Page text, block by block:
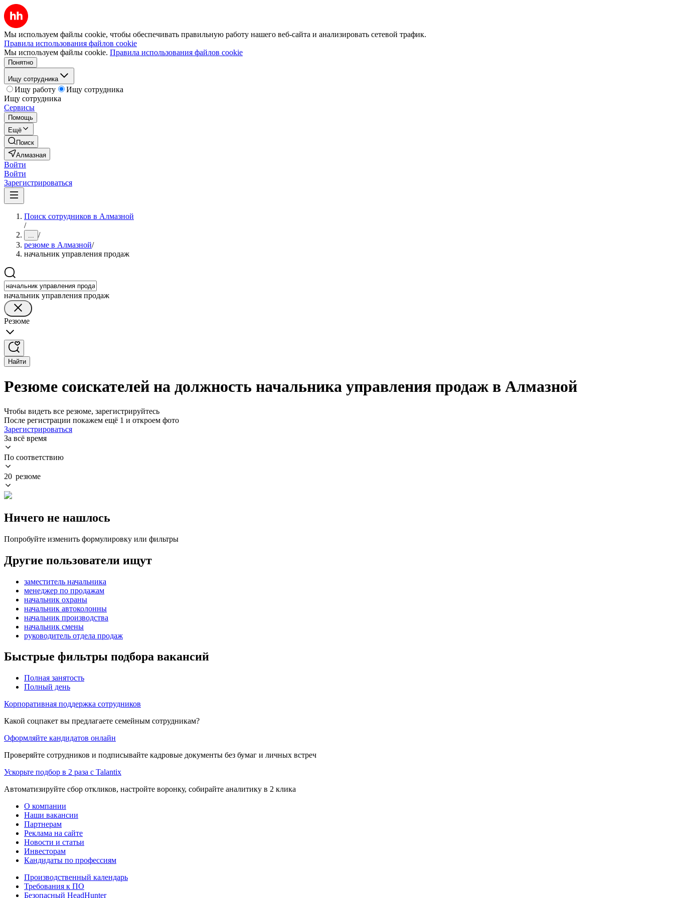
Мы используем файлы cookie, чтобы обеспечивать правильную работу нашего веб-сайта и анализировать сетевой трафик.
Правила использования файлов cookie
Мы используем файлы cookie. Правила использования файлов cookie
Понятно
Ищу сотрудника
Ищу работу
Ищу сотрудника
Ищу сотрудника
Сервисы
Помощь
Ещё
Поиск
Алмазная
Войти
Войти
Зарегистрироваться
Поиск сотрудников в Алмазной
/
... /
резюме в Алмазной/
начальник управления продаж
начальник управления продаж
Резюме
Найти
Резюме соискателей на должность начальника управления продаж в Алмазной
Чтобы видеть все резюме, зарегистрируйтесь
После регистрации покажем ещё 1 и откроем фото
Зарегистрироваться
За всё время
По соответствию
20 резюме
Ничего не нашлось
Попробуйте изменить формулировку или фильтры
Другие пользователи ищут
заместитель начальника
менеджер по продажам
начальник охраны
начальник автоколонны
начальник производства
начальник смены
руководитель отдела продаж
Быстрые фильтры подбора вакансий
Полная занятость
Полный день
Корпоративная поддержка сотрудников
Какой соцпакет вы предлагаете семейным сотрудникам?
Оформляйте кандидатов онлайн
Проверяйте сотрудников и подписывайте кадровые документы без бумаг и личных встреч
Ускорьте подбор в 2 раза с Talantix
Автоматизируйте сбор откликов, настройте воронку, собирайте аналитику в 2 клика
О компании
Наши вакансии
Партнерам
Реклама на сайте
Новости и статьи
Инвесторам
Кандидаты по профессиям
Производственный календарь
Требования к ПО
Безопасный HeadHunter